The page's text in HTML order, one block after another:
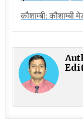
कौशाम्बी: कौशाम्बी